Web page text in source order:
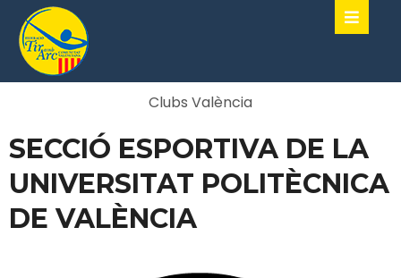
Clubs València
SECCIÓ ESPORTIVA DE LA
UNIVERSITAT POLITÈCNICA
DE VALÈNCIA